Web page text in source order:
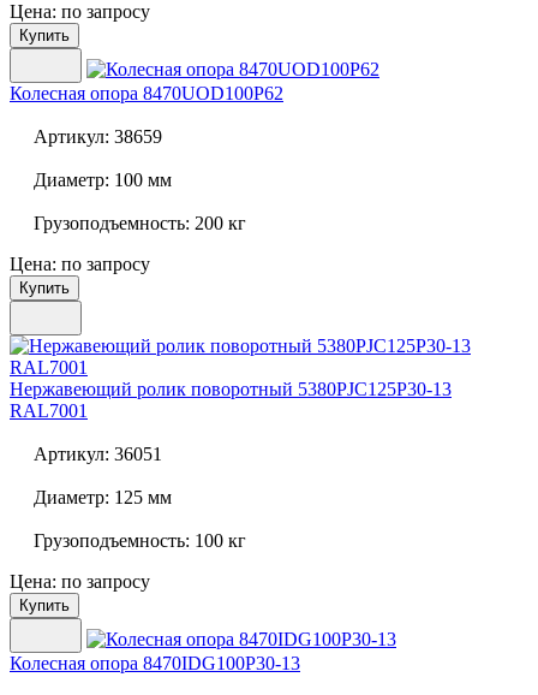
Цена: по запросу
Купить
Колесная опора 8470UOD100P62
Артикул: 38659
Диаметр: 100 мм
Грузоподъемность: 200 кг
Цена: по запросу
Купить
Нержавеющий ролик поворотный 5380PJC125P30-13
RAL7001
Артикул: 36051
Диаметр: 125 мм
Грузоподъемность: 100 кг
Цена: по запросу
Купить
Колесная опора 8470IDG100P30-13